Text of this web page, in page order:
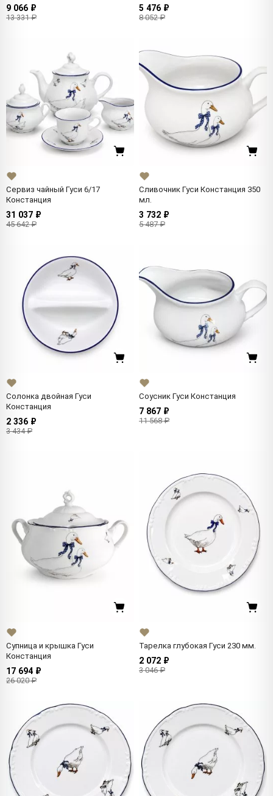
9 066 ₽
13 331 ₽
5 476 ₽
8 052 ₽
Сервиз чайный Гуси 6/17
Констанция
31 037 ₽
45 642 ₽
Сливочник Гуси Констанция 350
мл.
3 732 ₽
5 487 ₽
Солонка двойная Гуси
Констанция
2 336 ₽
3 434 ₽
Соусник Гуси Констанция
7 867 ₽
11 568 ₽
Супница и крышка Гуси
Констанция
17 694 ₽
26 020 ₽
Тарелка глубокая Гуси 230 мм.
2 072 ₽
3 046 ₽